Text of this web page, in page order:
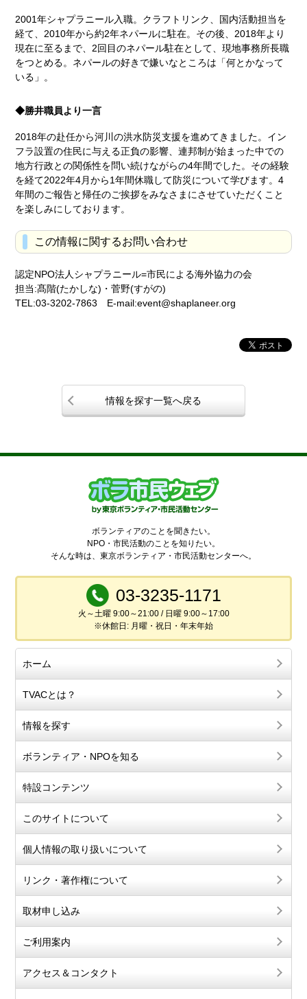
2001年シャプラニール入職。クラフトリンク、国内活動担当を
経て、2010年から約2年ネパールに駐在。その後、2018年より
現在に至るまで、2回目のネパール駐在として、現地事務所長職
をつとめる。ネパールの好きで嫌いなところは「何とかなって
いる」。
◆勝井職員より一言
2018年の赴任から河川の洪水防災支援を進めてきました。イン
フラ設置の住民に与える正負の影響、連邦制が始まった中での
地方行政との関係性を問い続けながらの4年間でした。その経験
を経て2022年4月から1年間休職して防災について学びます。4
年間のご報告と帰任のご挨拶をみなさまにさせていただくこと
を楽しみにしております。
この情報に関するお問い合わせ
認定NPO法人シャプラニール=市民による海外協力の会
担当:髙階(たかしな)・菅野(すがの)
TEL:03-3202-7863 E-mail:event@shaplaneer.org
情報を探す一覧へ戻る
ボランティアのことを聞きたい。
NPO・市民活動のことを知りたい。
そんな時は、東京ボランティア・市民活動センターへ。
03-3235-1171
火～土曜 9:00～21:00 / 日曜 9:00～17:00
※休館日: 月曜・祝日・年末年始
ホーム
TVACとは？
情報を探す
ボランティア・NPOを知る
特設コンテンツ
このサイトについて
個人情報の取り扱いについて
リンク・著作権について
取材申し込み
ご利用案内
アクセス＆コンタクト